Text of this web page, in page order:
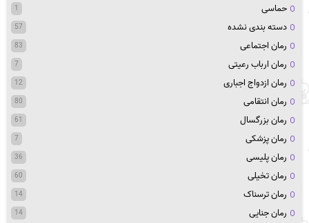
حماسی 1
دسته بندی نشده 57
رمان اجتماعی 83
رمان ارباب رعیتی 7
رمان ازدواج اجباری 12
رمان انتقامی 80
رمان بزرگسال 61
رمان پزشکی 7
رمان پلیسی 36
رمان تخیلی 60
رمان ترسناک 14
رمان جنایی 14